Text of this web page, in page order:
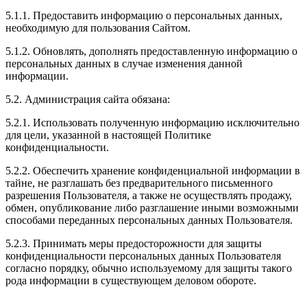
5.1.1. Предоставить информацию о персональных данных,
необходимую для пользования Сайтом.
5.1.2. Обновлять, дополнять предоставленную информацию о
персональных данных в случае изменения данной
информации.
5.2. Администрация сайта обязана:
5.2.1. Использовать полученную информацию исключительно
для цели, указанной в настоящей Политике
конфиденциальности.
5.2.2. Обеспечить хранение конфиденциальной информации в
тайне, не разглашать без предварительного письменного
разрешения Пользователя, а также не осуществлять продажу,
обмен, опубликование либо разглашение иными возможными
способами переданных персональных данных Пользователя.
5.2.3. Принимать меры предосторожности для защиты
конфиденциальности персональных данных Пользователя
согласно порядку, обычно используемому для защиты такого
рода информации в существующем деловом обороте.